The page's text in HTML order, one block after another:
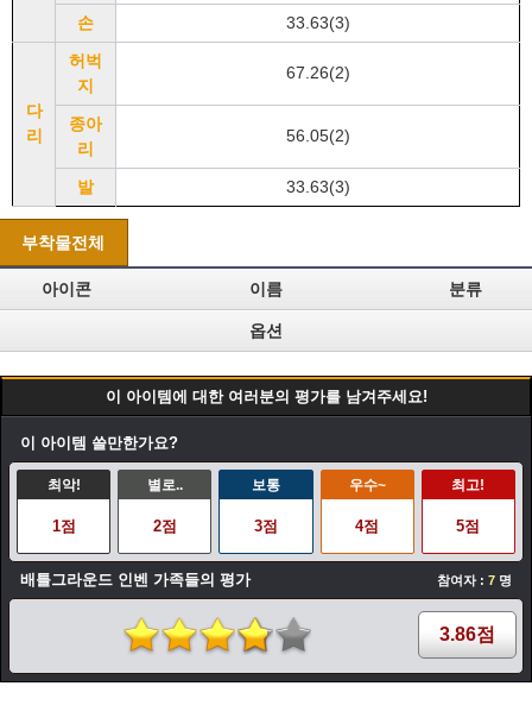
손
33.63(3)
다
리
허벅
지
67.26(2)
종아
리
56.05(2)
발 33.63(3)
부착물전체
아이콘 이름 분류
옵션
이 아이템에 대한 여러분의 평가를 남겨주세요!
이 아이템 쓸만한가요?
최악!
1점
별로..
2점
보통
3점
우수~
4점
최고!
5점
배틀그라운드 인벤 가족들의 평가 참여자 : 7 명
3.86점